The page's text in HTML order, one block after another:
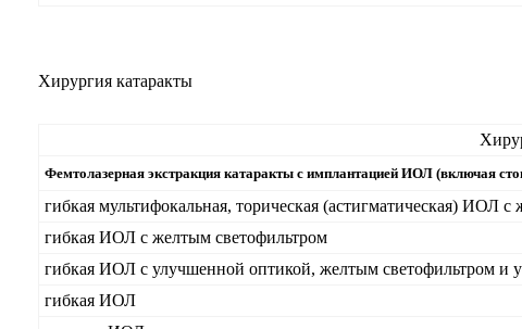
Хирургия катаракты
Фемтолазерная экстракция катаракты с имплантацией ИОЛ (включая
гибкая мультифокальная, торическая (астигматическая) ИОЛ
гибкая ИОЛ с желтым светофильтром
гибкая ИОЛ с улучшенной оптикой, желтым светофильтром и
гибкая ИОЛ